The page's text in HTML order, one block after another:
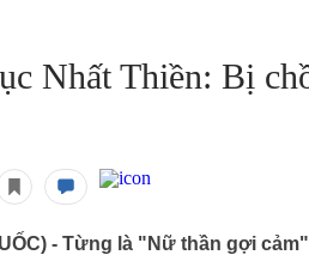
Nhất Thiền: Bị
- Từng là "Nữ thần gợi